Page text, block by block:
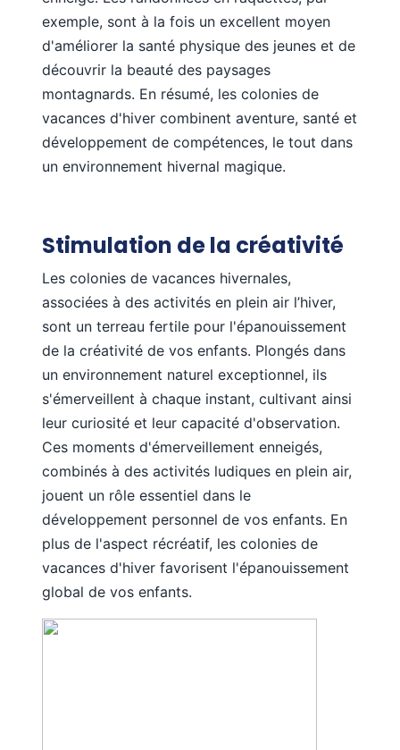
exemple, sont à la fois un excellent moyen
d'améliorer la santé physique des jeunes et de
découvrir la beauté des paysages
montagnards. En résumé, les colonies de
vacances d'hiver combinent aventure, santé et
développement de compétences, le tout dans
un environnement hivernal magique.
Stimulation de la créativité
Les colonies de vacances hivernales,
associées à des activités en plein air l’hiver,
sont un terreau fertile pour l'épanouissement
de la créativité de vos enfants. Plongés dans
un environnement naturel exceptionnel, ils
s'émerveillent à chaque instant, cultivant ainsi
leur curiosité et leur capacité d'observation.
Ces moments d'émerveillement enneigés,
combinés à des activités ludiques en plein air,
jouent un rôle essentiel dans le
développement personnel de vos enfants. En
plus de l'aspect récréatif, les colonies de
vacances d'hiver favorisent l'épanouissement
global de vos enfants.